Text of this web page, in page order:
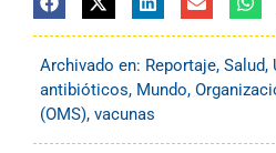
Archivado en: Reportaje, Salud,
antibióticos, Mundo,
(OMS), vacunas